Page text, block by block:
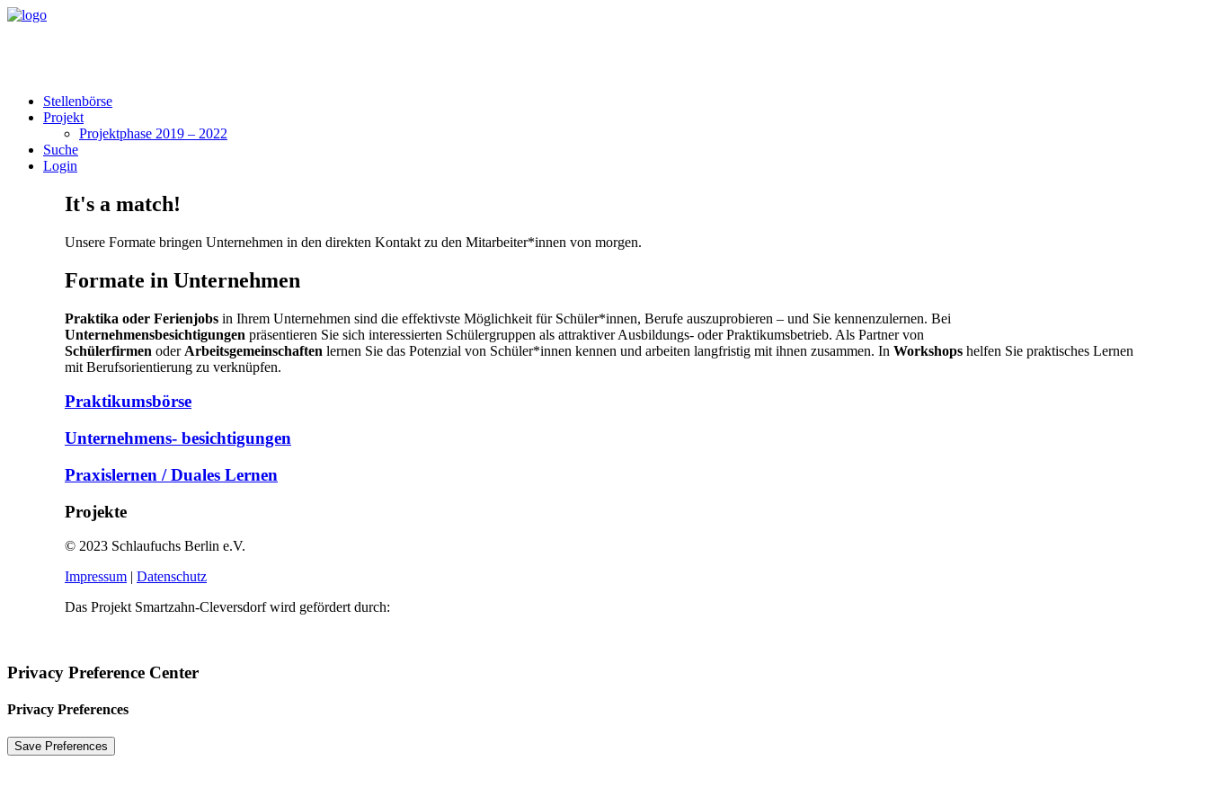
Stellenbörse
Projekt
Projektphase 2019 – 2022
Suche
Login
It's a match!
Unsere Formate bringen Unternehmen in den direkten Kontakt zu den Mitarbeiter*innen von morgen.
Formate in Unternehmen
Praktika oder Ferienjobs in Ihrem Unternehmen sind die effektivste Möglichkeit für Schüler*innen, Berufe auszuprobieren – und Sie kennenzulernen. Bei
Unternehmensbesichtigungen präsentieren Sie sich interessierten Schülergruppen als attraktiver Ausbildungs- oder Praktikumsbetrieb. Als Partner von
Schülerfirmen oder Arbeitsgemeinschaften lernen Sie das Potenzial von Schüler*innen kennen und arbeiten langfristig mit ihnen zusammen. In Workshops helfen Sie praktisches Lernen
mit Berufsorientierung zu verknüpfen.
Praktikumsbörse
Unternehmens- besichtigungen
Praxislernen / Duales Lernen
Projekte
© 2023 Schlaufuchs Berlin e.V.
Impressum | Datenschutz
Das Projekt Smartzahn-Cleversdorf wird gefördert durch:
Privacy Preference Center
Privacy Preferences